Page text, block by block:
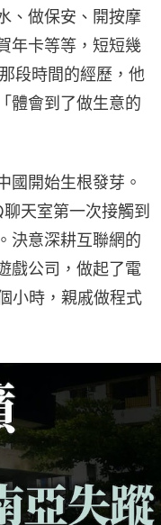
、做保安、開按摩
年卡等等，短短幾
段時間的經歷，他
體會到了做生意的
國開始生根發芽。
天室第一次接觸到
決意深耕互聯網的
戲公司，做起了電
小時，親戚做程式